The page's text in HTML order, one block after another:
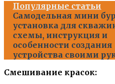
Популярные статьи
Самодельная мини
установка для
схемы, инструкция и
особенности создания
устройства своими
Смешивание красок: